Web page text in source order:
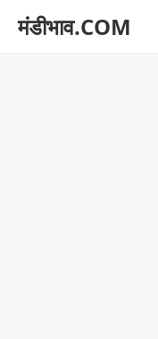
मंडीभाव.COM